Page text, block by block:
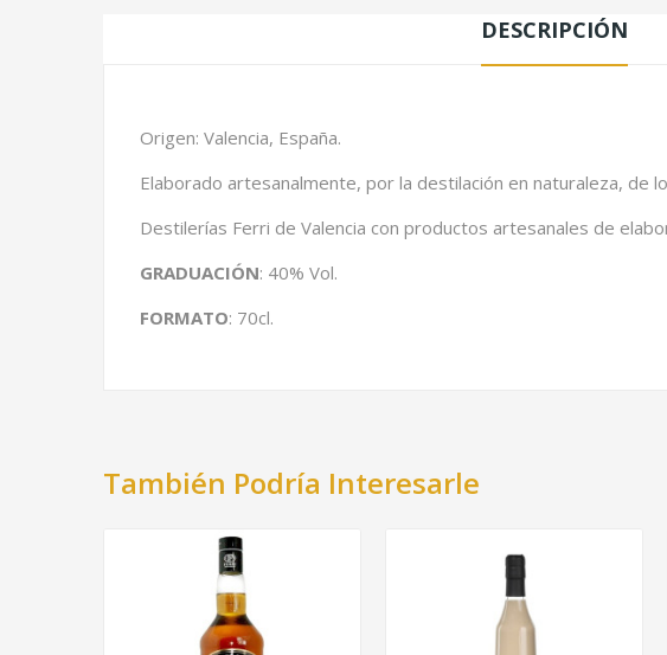
DESCRIPCIÓN
Origen: Valencia, España.
Elaborado artesanalmente, por la destilación en naturaleza, de
Destilerías Ferri de Valencia con productos artesanales de
GRADUACIÓN: 40% Vol.
FORMATO: 70cl.
También Podría Interesarle